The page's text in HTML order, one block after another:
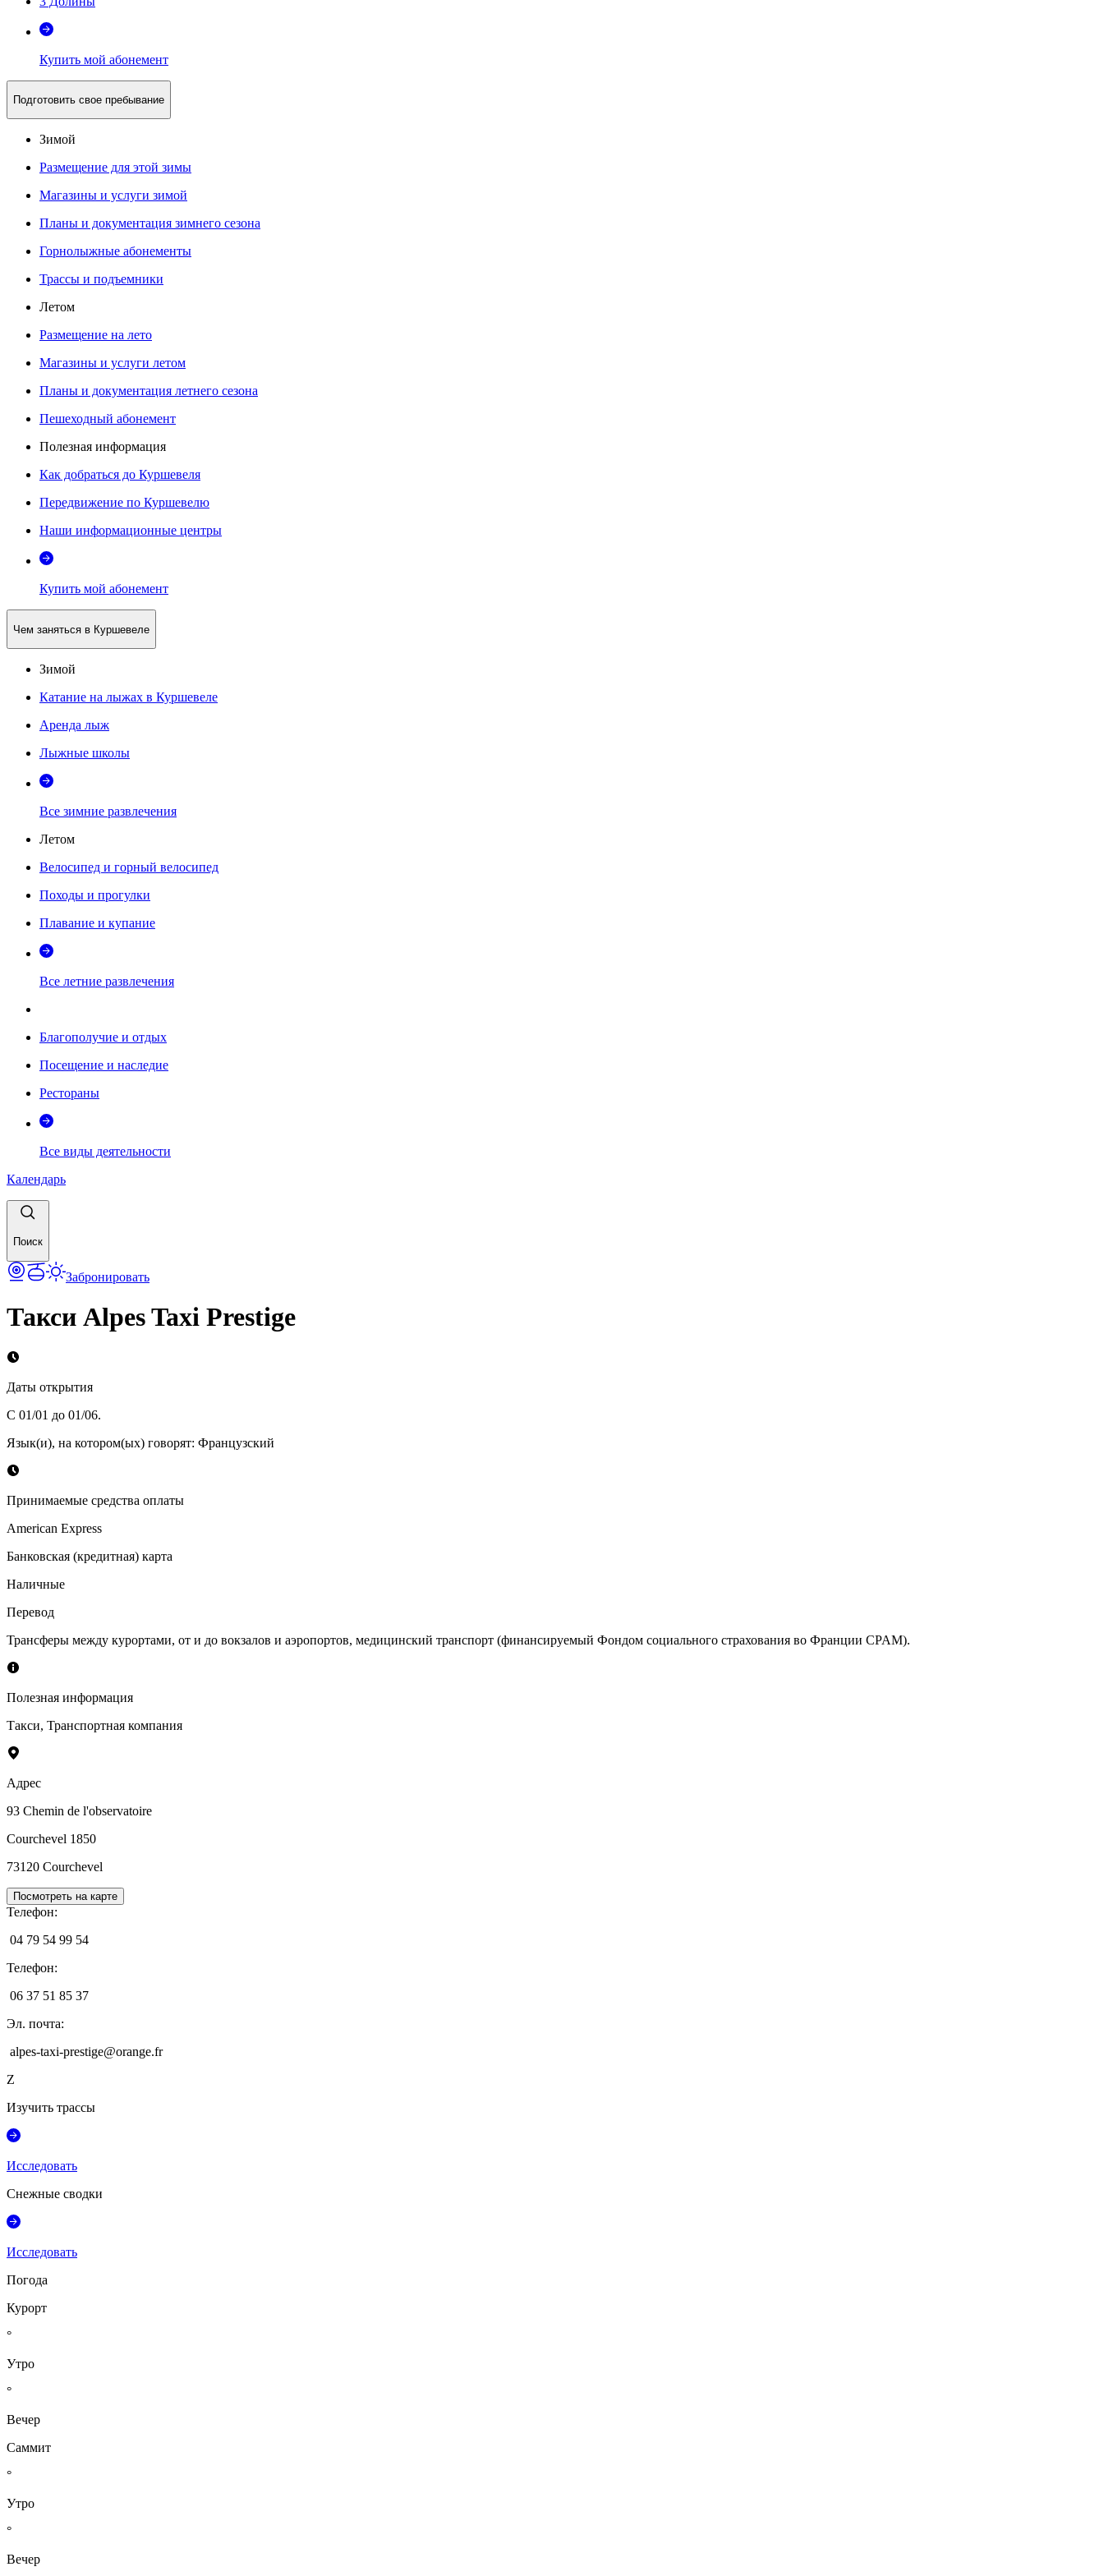
Купить мой абонемент
Подготовить свое пребывание
Зимой
Размещение для этой зимы
Магазины и услуги зимой
Планы и документация зимнего сезона
Горнолыжные абонементы
Трассы и подъемники
Летом
Размещение на лето
Магазины и услуги летом
Планы и документация летнего сезона
Пешеходный абонемент
Полезная информация
Как добраться до Куршевеля
Передвижение по Куршевелю
Наши информационные центры
Купить мой абонемент
Чем заняться в Куршевеле
Зимой
Катание на лыжах в Куршевеле
Аренда лыж
Лыжные школы
Все зимние развлечения
Летом
Велосипед и горный велосипед
Походы и прогулки
Плавание и купание
Все летние развлечения
Благополучие и отдых
Посещение и наследие
Рестораны
Все виды деятельности
Календарь
Поиск
Забронировать
Такси Alpes Taxi Prestige
Даты открытия
С 01/01 до 01/06.
Язык(и), на котором(ых) говорят: Французский
Принимаемые средства оплаты
American Express
Банковская (кредитная) карта
Наличные
Перевод
Трансферы между курортами, от и до вокзалов и аэропортов, медицинский транспорт (финансируемый Фондом социального страхования во Франции CPAM).
Полезная информация
Такси, Транспортная компания
Адрес
93 Chemin de l'observatoire
Courchevel 1850
73120 Courchevel
Посмотреть на карте
Телефон:
04 79 54 99 54
Телефон:
06 37 51 85 37
Эл. почта:
alpes-taxi-prestige@orange.fr
Z
Изучить трассы
Исследовать
Снежные сводки
Исследовать
Погода
Курорт
°
Утро
°
Вечер
Саммит
°
Утро
°
Вечер